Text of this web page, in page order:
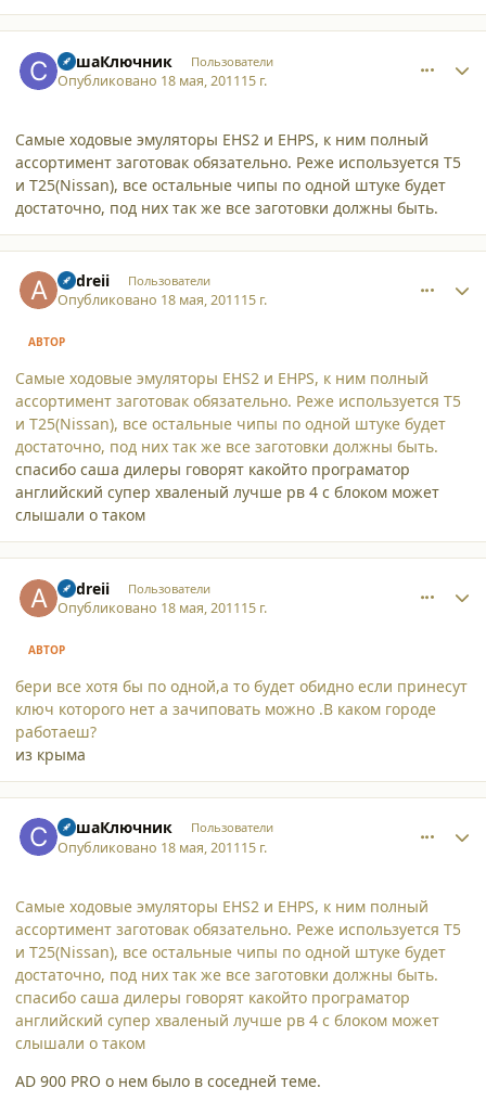
СашаКлючник Пользователи
Опубликовано 18 мая, 201115 г.
Самые ходовые эмуляторы EHS2 и EHPS, к ним полный
ассортимент заготовак обязательно. Реже используется Т5
и Т25(Nissan), все остальные чипы по одной штуке будет
достаточно, под них так же все заготовки должны быть.
andreii Пользователи
Опубликовано 18 мая, 201115 г.
АВТОР
Самые ходовые эмуляторы EHS2 и EHPS, к ним полный
ассортимент заготовак обязательно. Реже используется Т5
и Т25(Nissan), все остальные чипы по одной штуке будет
достаточно, под них так же все заготовки должны быть.
спасибо саша дилеры говорят какойто програматор
английский супер хваленый лучше рв 4 с блоком может
слышали о таком
andreii Пользователи
Опубликовано 18 мая, 201115 г.
АВТОР
бери все хотя бы по одной,а то будет обидно если принесут
ключ которого нет а зачиповать можно .В каком городе
работаеш?
из крыма
СашаКлючник Пользователи
Опубликовано 18 мая, 201115 г.
Самые ходовые эмуляторы EHS2 и EHPS, к ним полный
ассортимент заготовак обязательно. Реже используется Т5
и Т25(Nissan), все остальные чипы по одной штуке будет
достаточно, под них так же все заготовки должны быть.
спасибо саша дилеры говорят какойто програматор
английский супер хваленый лучше рв 4 с блоком может
слышали о таком
AD 900 PRO о нем было в соседней теме.